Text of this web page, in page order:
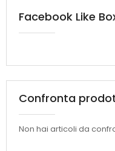
Facebook Like
Confronta
Non hai articoli da